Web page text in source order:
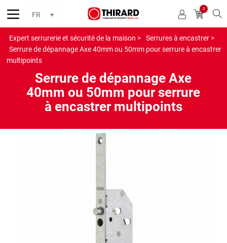
0
Expert serrurerie et sécurité de la maison >
Serrures à encastrer >
Serrure de dépannage Axe 40mm ou 50mm pour serrure à encastrer
multipoints
Serrure de dépannage Axe
40mm ou 50mm pour serrure
à encastrer multipoints